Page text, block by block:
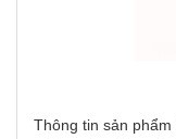
Thông tin sản phẩm